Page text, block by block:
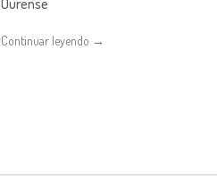
Ourense
Continuar leyendo →